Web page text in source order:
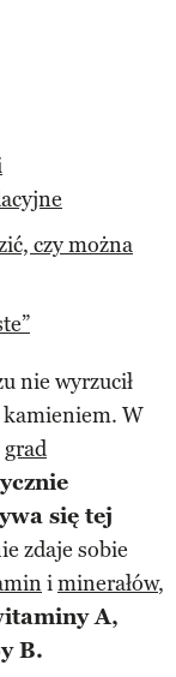
czy można
nie wyrzucił
kamieniem. W
grad
się tej
zdaje sobie
iminerałów,
A,
B.